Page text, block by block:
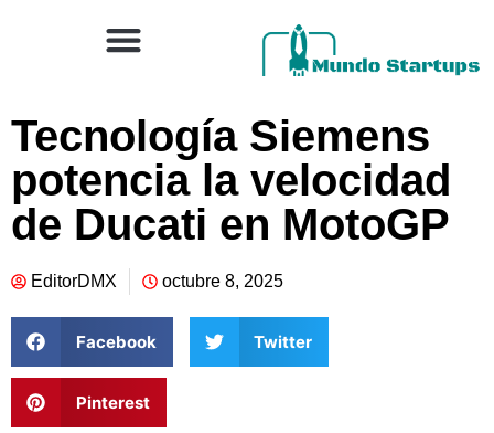
Tecnología Siemens
potencia la velocidad
de Ducati en MotoGP
EditorDMX octubre 8, 2025
Facebook Twitter
Pinterest